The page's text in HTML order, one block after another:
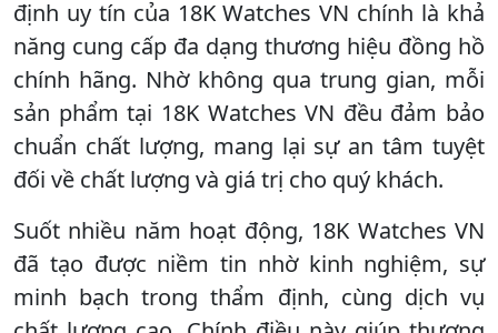
định uy tín của 18K Watches VN chính là khả
năng cung cấp đa dạng thương hiệu đồng hồ
chính hãng. Nhờ không qua trung gian, mỗi
sản phẩm tại 18K Watches VN đều đảm bảo
chuẩn chất lượng, mang lại sự an tâm tuyệt
đối về chất lượng và giá trị cho quý khách.
Suốt nhiều năm hoạt động, 18K Watches VN
đã tạo được niềm tin nhờ kinh nghiệm, sự
minh bạch trong thẩm định, cùng dịch vụ